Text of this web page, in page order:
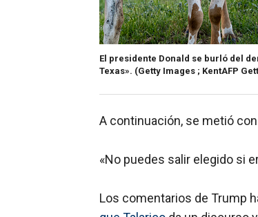
El presidente Donald se burló del
Texas». (Getty Images ; KentAFP
A continuación, se metió
«No puedes salir elegido si
Los comentarios de Trump